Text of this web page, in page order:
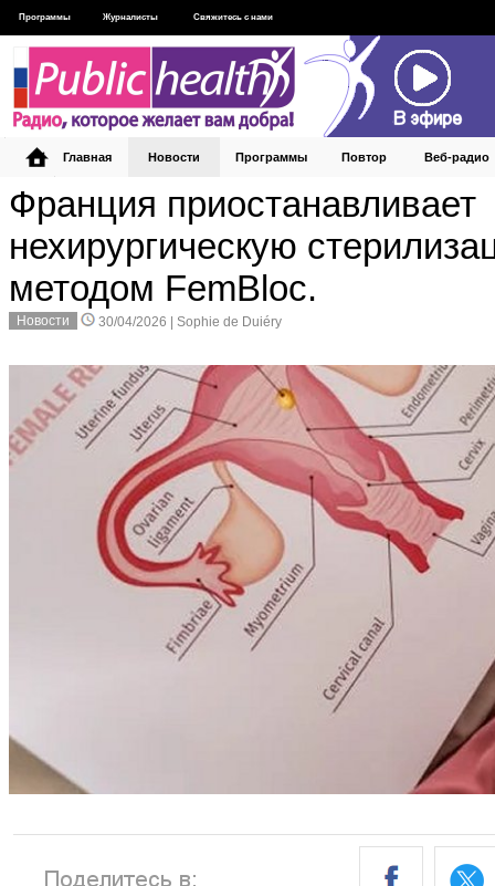
Франция приостанавливает
нехирургическую
методом FemBloc.
Новости 30/04/2026 | Sophie de Duiéry
Программы Журналисты Свяжитесь с нами
Главная Новости Программы Повтор Веб‑радио